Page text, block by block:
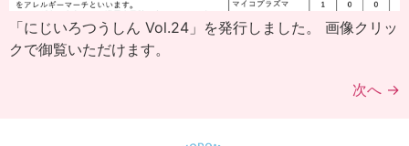
「にじいろつうしん Vol.24」を発行しました。 画像クリッ
クで御覧いただけます。
次へ →